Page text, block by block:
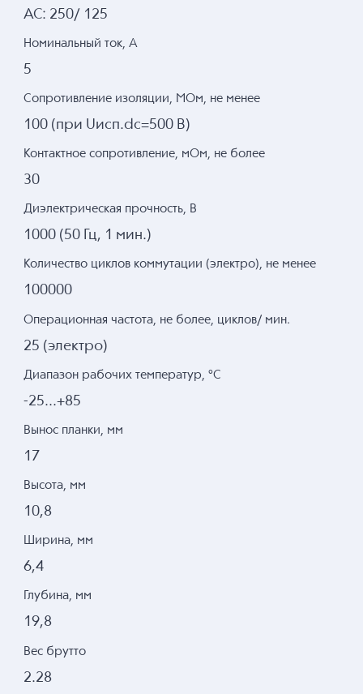
AC: 250/ 125
Номинальный ток, А
5
Сопротивление изоляции, МОм, не менее
100 (при Uисп.dc=500 В)
Контактное сопротивление, мОм, не более
30
Диэлектрическая прочность, В
1000 (50 Гц, 1 мин.)
Количество циклов коммутации (электро), не менее
100000
Операционная частота, не более, циклов/ мин.
25 (электро)
Диапазон рабочих температур, °C
-25...+85
Вынос планки, мм
17
Высота, мм
10,8
Ширина, мм
6,4
Глубина, мм
19,8
Вес брутто
2.28